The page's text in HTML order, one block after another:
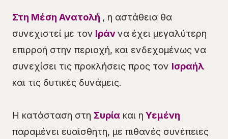
Στη Μέση Ανατολή , η αστάθεια θα
συνεχιστεί με τον Ιράννα έχει μεγαλύτερη
επιρροή στην περιοχή, και ενδεχομένως να
συνεχίσει τις προκλήσεις προς τον Ισραήλ
και τις δυτικές δυνάμεις.
Η κατάσταση στη Συρία και η Υεμένη
παραμένει ευαίσθητη, με πιθανές συνέπειες